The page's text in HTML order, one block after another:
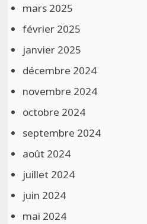
mars 2025
février 2025
janvier 2025
décembre 2024
novembre 2024
octobre 2024
septembre 2024
août 2024
juillet 2024
juin 2024
mai 2024